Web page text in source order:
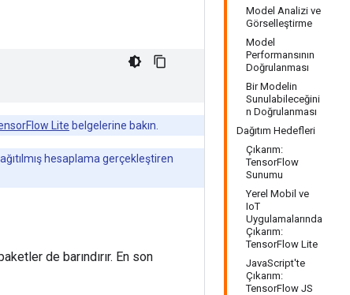
Model Analizi ve
Görselleştirme
Model
Performansının
Doğrulanması
Bir Modelin
Sunulabileceğini
n Doğrulanması
Dağıtım Hedefleri
Çıkarım:
TensorFlow
Sunumu
Yerel Mobil ve
IoT
Uygulamalarında
Çıkarım:
TensorFlow Lite
JavaScript'te
Çıkarım:
TensorFlow JS
Lite belgelerine bakın.
hesaplama gerçekleştiren
de barındırır. En son